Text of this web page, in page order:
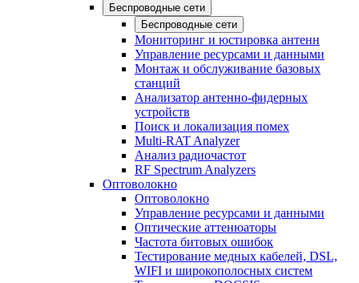
Беспроводные сети
Беспроводные сети
Мониторинг и юстировка антенн
Управление ресурсами и данными
Монтаж и обслуживание базовых
станций
Анализатор антенно-фидерных
устройств
Поиск и локализация помех
Multi-RAT Analyzer
Анализ радиочастот
RF Spectrum Analyzers
Оптоволокно
Оптоволокно
Управление ресурсами и данными
Оптические aттенюаторы
Частота битовых ошибок
Тестирование медных кабелей, DSL,
WIFI и широкополосных систем